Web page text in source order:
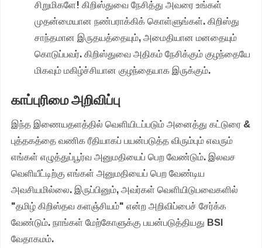
சிறுமிகளே! கிறிஸ்துவை நேசித்து அவரை உங்கள்
முதன்மையான நண்பராக்கிக் கொள்ளுங்கள். கிறிஸ்து
சாந்தமான இருதயத்தையும், அமைதியான மனதையும்
கொடுப்பவர். கிறிஸ்துவை அதிகம் நேசிக்கும் குழந்தையே
மிகவும் மகிழ்ச்சியான குழந்தையாக இருக்கும்.
காப்புரிமை அறிவிப்பு
இந்த இணையதளத்தில் வெளியிடப்படும் அனைத்து கட்டுரை &
புத்தகத்தை வணிக ரீதியாகப் பயன்படுத்த விரும்பும் எவரும்
எங்கள் எழுத்துப்பூர்வ அனுமதியைப் பெற வேண்டும். இலவச
வெளியீட்டிற்கு எங்கள் அனுமதியைப் பெற வேண்டிய
அவசியமில்லை. இருப்பினும், அவர்கள் வெளியிடுபவைகளில்
"தமிழ் கிறிஸ்தவ களஞ்சியம்" என்ற அறிவிப்பைச் சேர்க்க
வேண்டும். நாங்கள் மேற்கோளுக்கு பயன்படுத்தியது BSI
வேதாகமம்.